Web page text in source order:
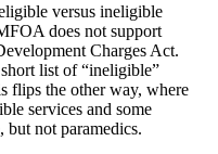
versus ineligible
does not support
Charges Act.
list of “ineligible”
flips the other way, where
services and some
but not paramedics.